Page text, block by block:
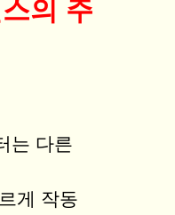
의 주
는 다른
게 작동